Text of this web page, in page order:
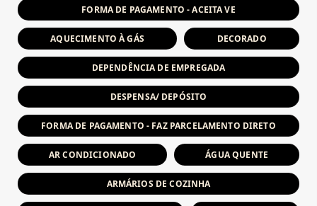
FORMA DE PAGAMENTO - ACEITA VE
AQUECIMENTO À GÁS DECORADO
DEPENDÊNCIA DE EMPREGADA
DESPENSA/ DEPÓSITO
FORMA DE PAGAMENTO - FAZ PARCELAMENTO DIRETO
AR CONDICIONADO ÁGUA QUENTE
ARMÁRIOS DE COZINHA